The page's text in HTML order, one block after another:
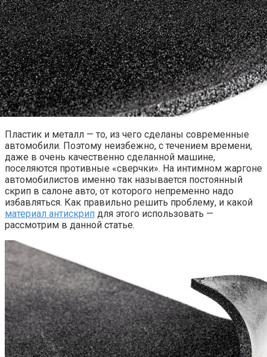
Пластик и металл — то, из чего сделаны современные
автомобили. Поэтому неизбежно, с течением времени,
даже в очень качественно сделанной машине,
поселяются противные «сверчки». На интимном жаргоне
автомобилистов именно так называется постоянный
скрип в салоне авто, от которого непременно надо
избавляться. Как правильно решить проблему, и какой
материал антискрип для этого использовать —
рассмотрим в данной статье.